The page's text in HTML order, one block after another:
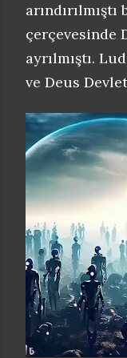
çerçevesinde
ayrılmıştı.
ve Deus